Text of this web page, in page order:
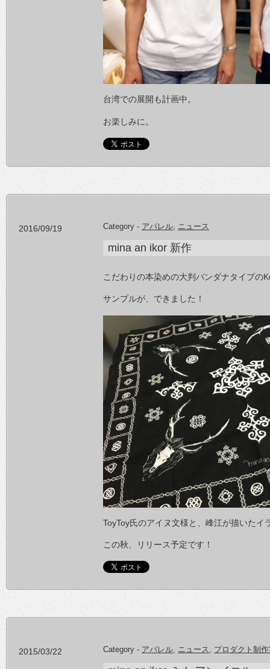
台湾での展開も計画中。
お楽しみに。
2016/09/19 Category - アパレル ニュース
mina an ikor 新作
こだわりの本染めの大判バンダナタイプの
サンプルが、できました！
ToyToy氏のアイヌ文様と、峰江が描いたイ
この秋、リリース予定です！
2015/03/22 Category - アパレル, ニュース, プロダクト制